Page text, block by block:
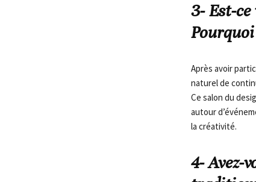
3- Est-
Après avoir
naturel de
Ce salon du
autour
la créativité.
4- Avez-